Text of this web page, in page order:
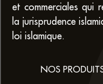
et commerciales qui
la jurisprudence
loi islamique.
NOS